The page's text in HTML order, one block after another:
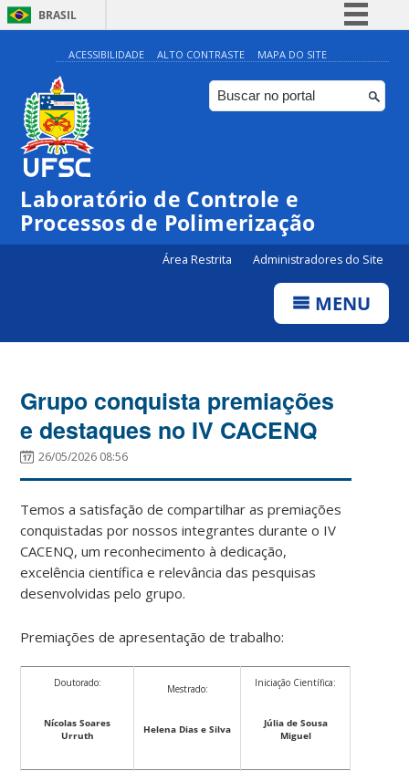
BRASIL
Simplifique!
Comunica BR
Participe
Canais
ACESSIBILIDADE ALTO CONTRASTE MAPA DO SITE
Laboratório de Controle e
Processos de Polimerização
Área Restrita Administradores do Site
MENU
Grupo conquista premiações
e destaques no IV CACENQ
26/05/2026 08:56
Temos a satisfação de compartilhar as premiações
conquistadas por nossos integrantes durante o IV
CACENQ, um reconhecimento à dedicação,
excelência científica e relevância das pesquisas
desenvolvidas pelo grupo.
Premiações de apresentação de trabalho:
Doutorado:
Nícolas Soares
Urruth
Mestrado:
Helena Dias e Silva
Iniciação Científica:
Júlia de Sousa
Miguel